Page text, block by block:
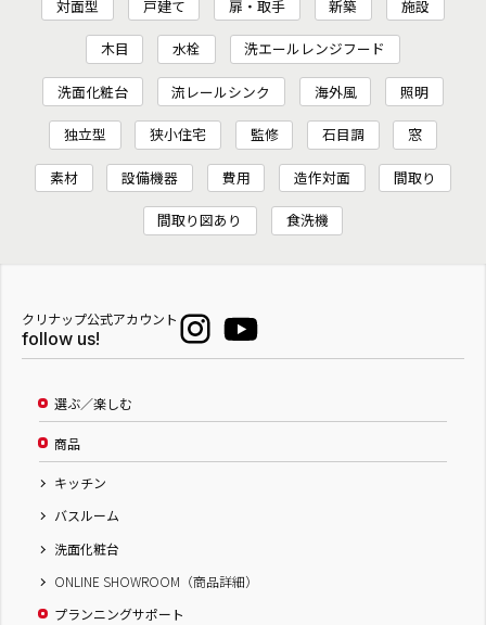
対面型 戸建て 扉・取手 新築 施設
木目 水栓 洗エールレンジフード
洗面化粧台 流レールシンク 海外風 照明
独立型 狭小住宅 監修 石目調 窓
素材 設備機器 費用 造作対面 間取り
間取り図あり 食洗機
クリナップ公式アカウント
follow us!
選ぶ／楽しむ
商品
キッチン
バスルーム
洗面化粧台
ONLINE SHOWROOM（商品詳細）
プランニングサポート